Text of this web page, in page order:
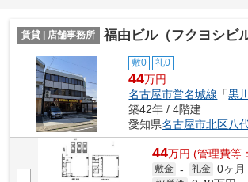
賃貸 | 店舗事務所 福由ビル（フクヨシビル）【 オフィス
敷0 礼0
44万円
名古屋市営名城線 「黒川
築42年 / 4階建
愛知県名古屋市北区八
44万円 (管理費等
敷金 - 礼金 0ヶ月